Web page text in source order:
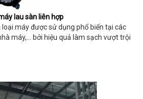
lau sàn liên hợp
loại máy được sử dụng phổ biến tại các
máy,… bởi hiệu quả làm sạch vượt trội